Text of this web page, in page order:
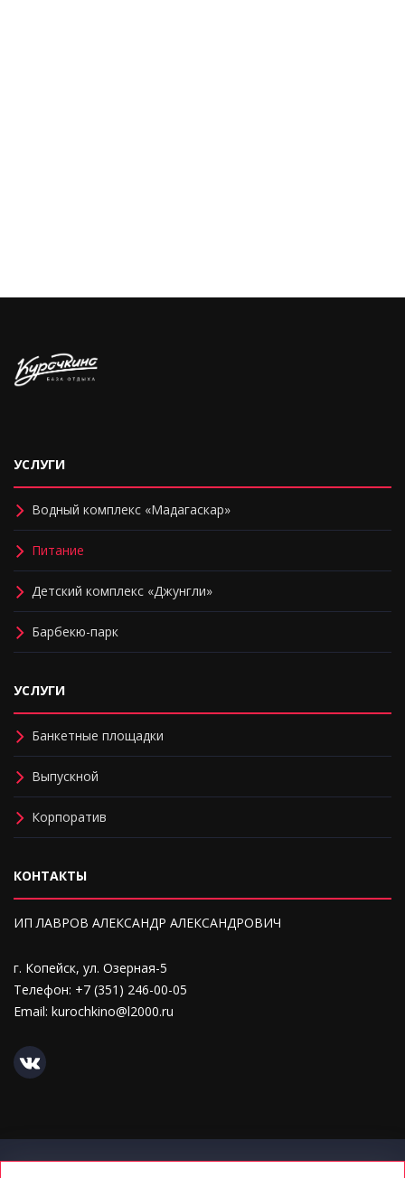
УСЛУГИ
Водный комплекс «Мадагаскар»
Питание
Детский комплекс «Джунгли»
Барбекю-парк
УСЛУГИ
Банкетные площадки
Выпускной
Корпоратив
КОНТАКТЫ
ИП ЛАВРОВ АЛЕКСАНДР АЛЕКСАНДРОВИЧ
г. Копейск, ул. Озерная-5
Телефон: +7 (351) 246-00-05
Email: kurochkino@l2000.ru